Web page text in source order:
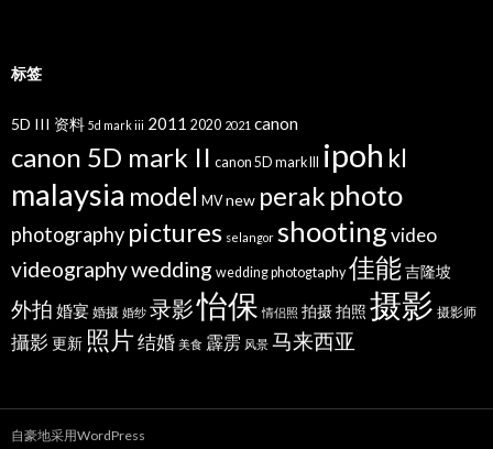
标签
5D III 资料 5d mark iii 2011 2020 2021 canon
canon 5D mark II canon 5D mark III ipoh kl
malaysia model MV new perak photo
photography pictures selangor shootingvideo
videographywedding wedding photogtaphy 佳能吉隆坡
外拍 婚宴 婚摄 婚纱 录影怡保 情侣照 拍摄拍照 摄影 摄影师
攝影 更新 照片结婚 美食 霹雳 风景 马来西亚
自豪地采用WordPress